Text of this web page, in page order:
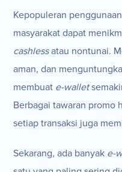
Kepopuleran penggunaan
masyarakat dapat
cashlessatau nontunai.
aman, dan
membuat e-wallet
Berbagai tawaran promo
setiap transaksi juga
Sekarang, ada banyak e-